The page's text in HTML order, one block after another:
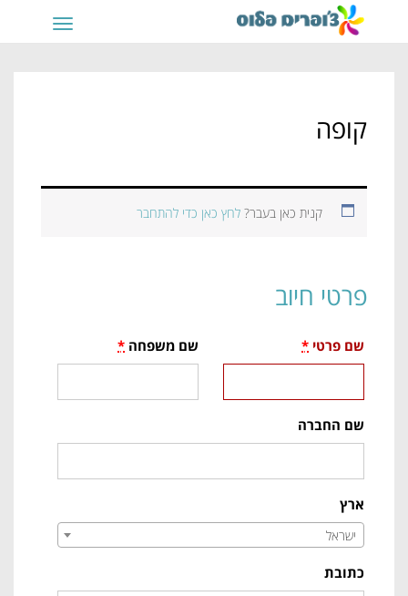
תפריט
קופה
קנית כאן בעבר? לחץ כאן כדי להתחבר
פרטי חיוב
שם פרטי * שם משפחה *
שם החברה
ארץ
ישראל
כתובת